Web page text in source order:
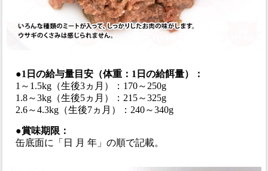
●1日の給与量目安（体重：1日の給餌量）：
1～1.5kg（生後3ヵ月）：170～250g
1.8～3kg（生後5ヵ月）：215～325g
2.6～4.3kg（生後7ヵ月）：240～340g
●賞味期限：
缶底面に「日 月 年」の順で記載。